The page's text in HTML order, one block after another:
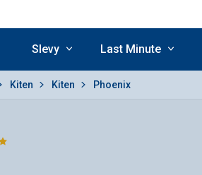
Slevy Last Minute
Kiten Kiten Phoenix